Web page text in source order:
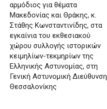
αρμόδιος για θέματα
Μακεδονίας και Θράκης, κ.
Στάθης Κωνσταντινίδης, στα
εγκαίνια του εκθεσιακού
χώρου συλλογής ιστορικών
κειμηλίων-τεκμηρίων της
Ελληνικής Αστυνομίας, στη
Γενική Αστυνομική Διεύθυνση
Θεσσαλονίκης